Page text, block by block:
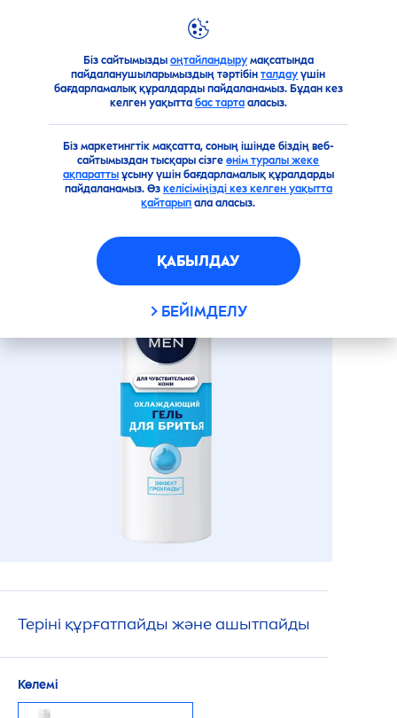
Біз сайтымызды оңтайландырумақсатында
пайдаланушыларымыздың тәртібінталдау үшін
бағдарламалық құралдарды пайдаланамыз. Бұдан кез
келген уақытта бас тартааласыз.
Біз маркетингтік мақсатта, соның ішінде біздің веб-
сайтымыздан тысқары сізгеөнім туралы жеке
ақпараттыұсыну үшін бағдарламалық құралдарды
пайдаланамыз. Өз келісіміңізді кез келген уақытта
қайтарып ала аласыз.
ҚАБЫЛДАУ
БЕЙІМДЕЛУ
Өнімдерге шолу Ерлер Қырынуға арналған
СЕЗІМТАЛ ТЕРІГЕ АРНАЛҒАН
САЛҚЫНДАТАТЫН ҚЫРЫНУ
ГЕЛІ
Теріні құрғатпайды және ашытпайды
Көлемі